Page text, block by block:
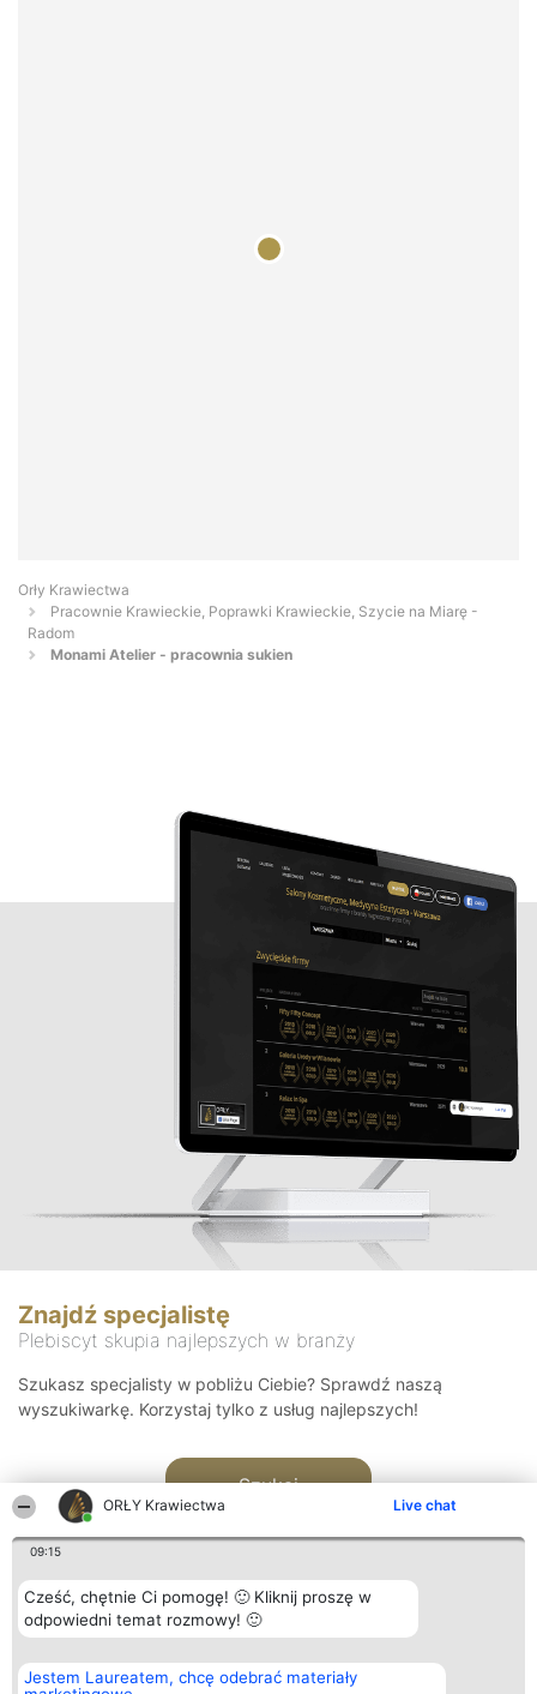
ORŁY Krawiectwa Live chat
09:15
Cześć, chętnie Ci pomogę! 🙂 Kliknij proszę w
odpowiedni temat rozmowy! 🙂
Jestem Laureatem, chcę odebrać materiały
Orły Krawiectwa
Pracownie Krawieckie, Poprawki Krawieckie, Szycie na Miarę -
Radom
Monami Atelier - pracownia sukien
Znajdź specjalistę
Plebiscyt skupia najlepszych w branży
Szukasz specjalisty w pobliżu Ciebie? Sprawdź naszą
wyszukiwarkę. Korzystaj tylko z usług najlepszych!
Szukaj
Organizator plebiscytu
Bright Side Solutions sp. z o.
Plebiscyt
Laureaci
Kontakt
Kontakt